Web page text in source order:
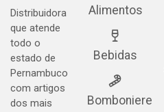
Distribuidora
que atende
todo o
estado de
Pernambuco
com artigos
dos mais
Alimentos
Bebidas
Bomboniere